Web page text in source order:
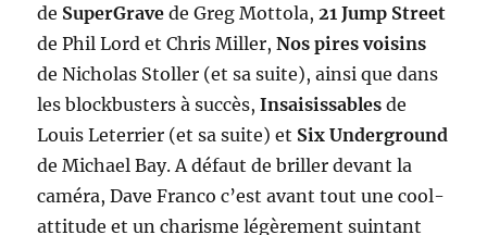
de SuperGrave de Greg Mottola, 21 Jump Street
de Phil Lord et Chris Miller,Nos pires voisins
de Nicholas Stoller (et sa suite), ainsi que dans
les blockbusters à succès,Insaisissables de
Louis Leterrier (et sa suite) et Six Underground
de Michael Bay. A défaut de briller devant la
caméra, Dave Franco c’est avant tout une cool-
attitude et un charisme légèrement suintant